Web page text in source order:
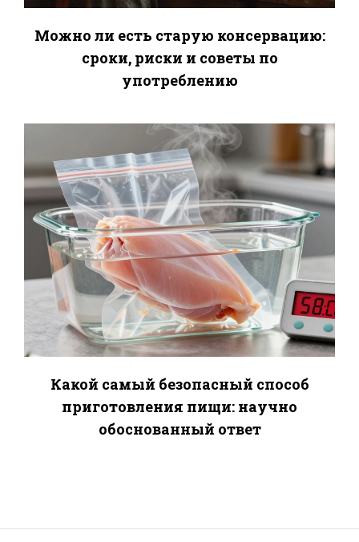
Можно ли есть старую консервацию:
сроки, риски и советы по
употреблению
Какой самый безопасный способ
приготовления пищи: научно
обоснованный ответ